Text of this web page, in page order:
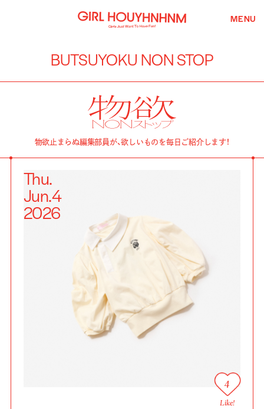
MENU
BUTSUYOKU NON STOP
物欲止まらぬ編集部員が、欲しいものを毎日ご紹介します！
Thu.
Jun.4
2026
4
Like!